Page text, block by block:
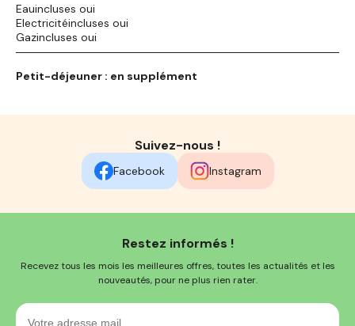
Eauincluses oui
Electricitéincluses oui
Gazincluses oui
Petit-déjeuner : en supplément
Suivez-nous !
Facebook Instagram
Restez informés !
Recevez tous les mois les meilleures offres, toutes les actualités et les
nouveautés, pour ne plus rien rater.
Votre